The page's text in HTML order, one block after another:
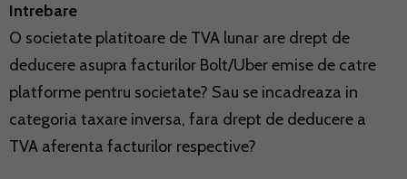
Intrebare
O societate platitoare de TVA lunar are drept de
deducere asupra facturilor Bolt/Uber emise de catre
platforme pentru societate? Sau se incadreaza in
categoria taxare inversa, fara drept de deducere a
TVA aferenta facturilor respective?